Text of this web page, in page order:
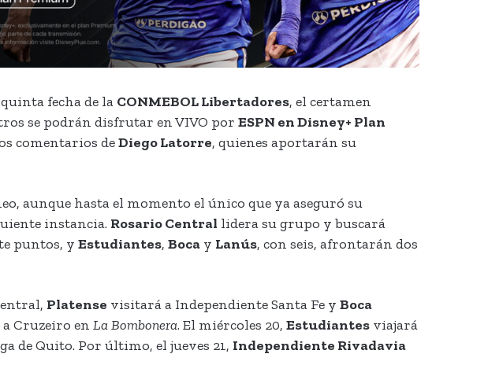
fecha de la CONMEBOL Libertadores, el certamen
se podrán disfrutar en VIVO por ESPN en Disney+ Plan
comentarios deDiego Latorre, quienes aportarán su
aunque hasta el momento el único que ya aseguró su
instancia. Rosario Central lidera su grupo y buscará
puntos, y Estudiantes, Boca y Lanús, con seis, afrontarán dos
Platense visitará a Independiente Santa Fe y Boca
Cruzeiro en La Bombonera. El miércoles 20, Estudiantes viajará
de Quito. Por último, el jueves 21, Independiente Rivadavia